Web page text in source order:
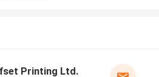
Printing Ltd.